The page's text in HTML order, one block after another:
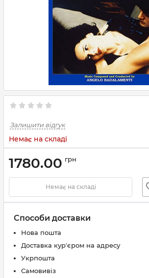
Залишити відгук
Немає на складі
1780.00 грн
Немає на складі
Способи доставки
Нова пошта
Доставка кур'єром на адресу
Укрпошта
Самовивіз